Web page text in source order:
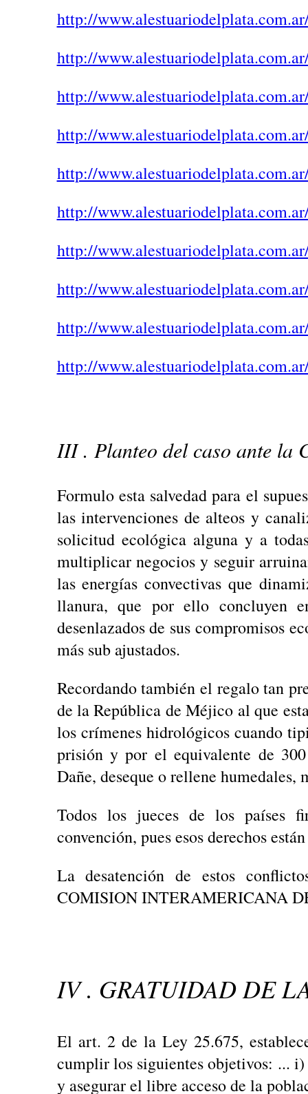
http://
http://
http://
http://
http://
http://
http://
http://
http://
http://
III . Planteo del caso ante la
Formulo esta salvedad para el
las intervenciones de alteos y
solicitud ecológica alguna y a
multiplicar negocios y seguir
las energías convectivas que
llanura, que por ello concluyen
desenlazados de sus compromisos
más sub ajustados.
Recordando también el regalo tan
de la República de Méjico al que
los crímenes hidrológicos cuando
prisión y por el equivalente de
Dañe, deseque o rellene humedales,
Todos los jueces de los países
convención, pues esos derechos
La desatención de estos
COMISION INTERAMERICANA
IV . GRATUIDAD DE
El art. 2 de la Ley 25.675,
cumplir los siguientes objetivos: ...
y asegurar el libre acceso de la